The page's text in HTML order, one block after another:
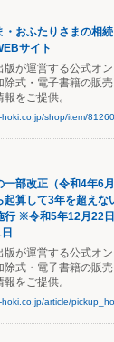
・おふたりさまの相
サイト
版が運営する公式オ
除式・電子書籍の販
をご提供。
hoki.co.jp/shop/item/
一部改正（令和4年6
起算して3年を超えな
行 ※令和5年12月22
版が運営する公式オ
除式・電子書籍の販
をご提供。
hoki.co.jp/article/